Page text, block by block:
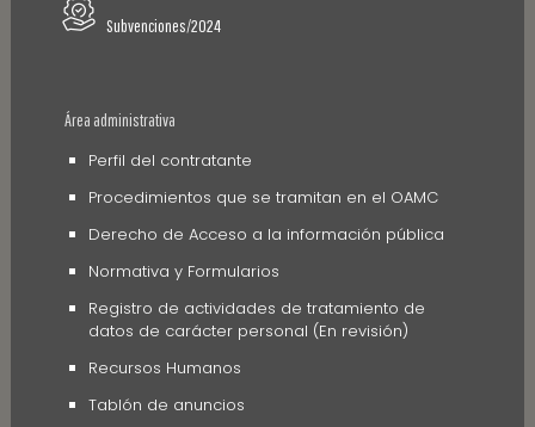
Subvenciones/2024
Área administrativa
Perfil del contratante
Procedimientos que se tramitan en el OAMC
Derecho de Acceso a la información pública
Normativa y Formularios
Registro de actividades de tratamiento de
datos de carácter personal (En revisión)
Recursos Humanos
Tablón de anuncios